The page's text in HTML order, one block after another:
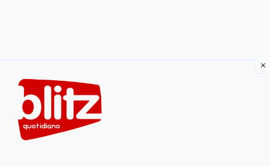
content
×